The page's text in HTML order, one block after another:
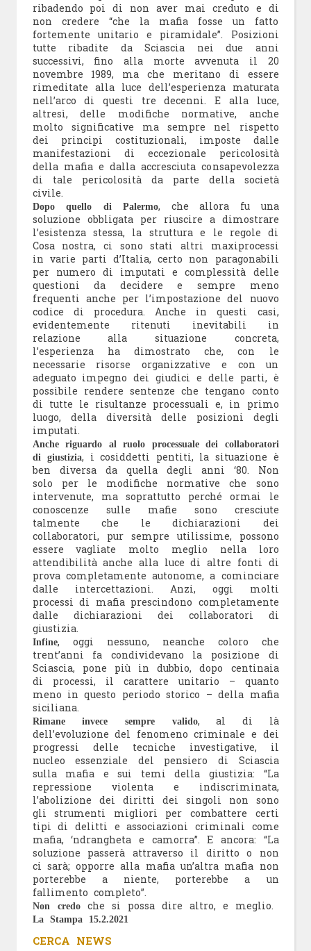
ribadendo poi di non aver mai creduto e di
non credere “che la mafia fosse un fatto
fortemente unitario e piramidale”. Posizioni
tutte ribadite da Sciascia nei due anni
successivi, fino alla morte avvenuta il 20
novembre 1989, ma che meritano di essere
rimeditate alla luce dell’esperienza maturata
nell’arco di questi tre decenni. E alla luce,
altresì, delle modifiche normative, anche
molto significative ma sempre nel rispetto
dei principi costituzionali, imposte dalle
manifestazioni di eccezionale pericolosità
della mafia e dalla accresciuta consapevolezza
di tale pericolosità da parte della società
civile.
Dopo quello di Palermo, che allora fu una
soluzione obbligata per riuscire a dimostrare
l’esistenza stessa, la struttura e le regole di
Cosa nostra, ci sono stati altri maxiprocessi
in varie parti d’Italia, certo non paragonabili
per numero di imputati e complessità delle
questioni da decidere e sempre meno
frequenti anche per l’impostazione del nuovo
codice di procedura. Anche in questi casi,
evidentemente ritenuti inevitabili in
relazione alla situazione concreta,
l’esperienza ha dimostrato che, con le
necessarie risorse organizzative e con un
adeguato impegno dei giudici e delle parti, è
possibile rendere sentenze che tengano conto
di tutte le risultanze processuali e, in primo
luogo, della diversità delle posizioni degli
imputati.
Anche riguardo al ruolo processuale dei collaboratori
di giustizia, i cosiddetti pentiti, la situazione è
ben diversa da quella degli anni ‘80. Non
solo per le modifiche normative che sono
intervenute, ma soprattutto perché ormai le
conoscenze sulle mafie sono cresciute
talmente che le dichiarazioni dei
collaboratori, pur sempre utilissime, possono
essere vagliate molto meglio nella loro
attendibilità anche alla luce di altre fonti di
prova completamente autonome, a cominciare
dalle intercettazioni. Anzi, oggi molti
processi di mafia prescindono completamente
dalle dichiarazioni dei collaboratori di
giustizia.
Infine, oggi nessuno, neanche coloro che
trent’anni fa condividevano la posizione di
Sciascia, pone più in dubbio, dopo centinaia
di processi, il carattere unitario – quanto
meno in questo periodo storico – della mafia
siciliana.
Rimane invece sempre valido, al di là
dell’evoluzione del fenomeno criminale e dei
progressi delle tecniche investigative, il
nucleo essenziale del pensiero di Sciascia
sulla mafia e sui temi della giustizia: “La
repressione violenta e indiscriminata,
l’abolizione dei diritti dei singoli non sono
gli strumenti migliori per combattere certi
tipi di delitti e associazioni criminali come
mafia, ‘ndrangheta e camorra”. E ancora: “La
soluzione passerà attraverso il diritto o non
ci sarà; opporre alla mafia un’altra mafia non
porterebbe a niente, porterebbe a un
fallimento completo”.
Non credoche si possa dire altro, e meglio.
La Stampa 15.2.2021
CERCA NEWS